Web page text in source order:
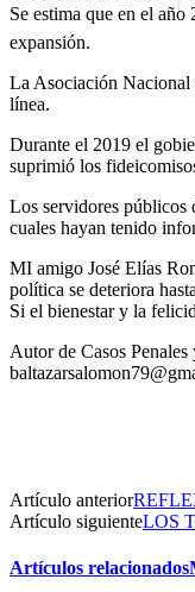
Se estima que en el año
expansión.
La Asociación Nacional
línea.
Durante el 2019 el
suprimió los
Los servidores públicos
cuales hayan tenido
MI amigo José Elías
política se deteriora
Si el bienestar y la
Autor de Casos
Artículo anterior
Artículo siguienteLOS
Artículos relacionados